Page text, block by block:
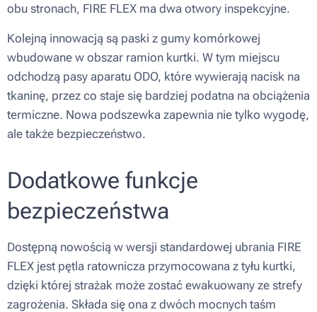
obu stronach, FIRE FLEX ma dwa otwory inspekcyjne.
Kolejną innowacją są paski z gumy komórkowej
wbudowane w obszar ramion kurtki. W tym miejscu
odchodzą pasy aparatu ODO, które wywierają nacisk na
tkaninę, przez co staje się bardziej podatna na obciążenia
termiczne. Nowa podszewka zapewnia nie tylko wygodę,
ale także bezpieczeństwo.
Dodatkowe funkcje
bezpieczeństwa
Dostępną nowością w wersji standardowej ubrania FIRE
FLEX jest pętla ratownicza przymocowana z tyłu kurtki,
dzięki której strażak może zostać ewakuowany ze strefy
zagrożenia. Składa się ona z dwóch mocnych taśm